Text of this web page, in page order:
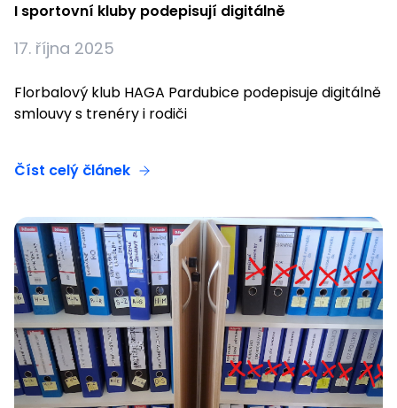
I sportovní kluby podepisují digitálně
17. října 2025
Florbalový klub HAGA Pardubice podepisuje digitálně
smlouvy s trenéry i rodiči
Číst celý článek